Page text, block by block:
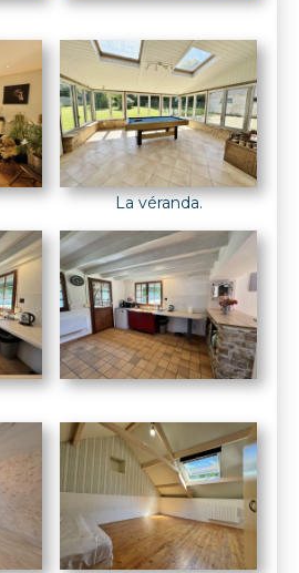
La véranda.